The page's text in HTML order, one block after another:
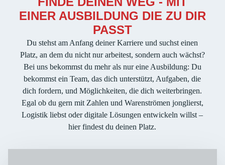
EINER AUSBILDUNG DIE ZU DIR
PASST
Du stehst am Anfang deiner Karriere und suchst einen
Platz, an dem du nicht nur arbeitest, sondern auch wächst?
Bei uns bekommst du mehr als nur eine Ausbildung: Du
bekommst ein Team, das dich unterstützt, Aufgaben, die
dich fordern, und Möglichkeiten, die dich weiterbringen.
Egal ob du gern mit Zahlen und Warenströmen jonglierst,
Logistik liebst oder digitale Lösungen entwickeln willst –
hier findest du deinen Platz.